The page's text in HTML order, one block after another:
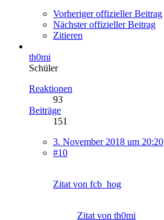
Vorheriger offizieller Beitrag
Nächster offizieller Beitrag
Zitieren
th0mi
Schüler
Reaktionen
93
Beiträge
151
3. November 2018 um 20:20
#10
Zitat von fcb_hog
Zitat von th0mi